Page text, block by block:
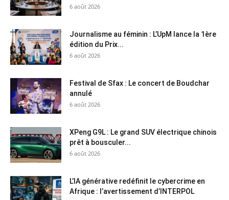
6 août 2026
Journalisme au féminin : L’UpM lance la 1ère
édition du Prix...
6 août 2026
Festival de Sfax : Le concert de Boudchar
annulé
6 août 2026
XPeng G9L : Le grand SUV électrique chinois
prêt à bousculer...
6 août 2026
L’IA générative redéfinit le cybercrime en
Afrique : l’avertissement d’INTERPOL